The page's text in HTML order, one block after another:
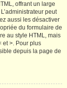
offrant un large
peut
aussi les désactiver
du formulaire de
au style HTML, mais
et >. Pour plus
depuis la page de